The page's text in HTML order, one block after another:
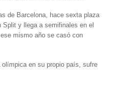
de Barcelona, hace sexta plaza
Split y llega a semifinales en el
mismo año se casó con
en su propio país, sufre